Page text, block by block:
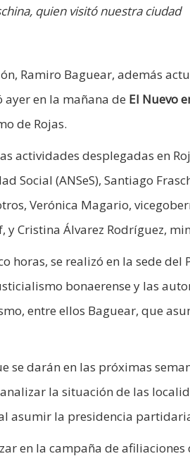
quien visitó nuestra ciudad
Ramiro Baguear, además
en la mañana de El Nuevo
de Rojas.
actividades desplegadas en
Social (ANSeS), Santiago
Verónica Magario,
y Cristina Álvarez Rodríguez,
horas, se realizó en la sede del
bonaerense y las
entre ellos Baguear, que
se darán en las próximas
la situación de las
asumir la presidencia
en la campaña de afiliaciones